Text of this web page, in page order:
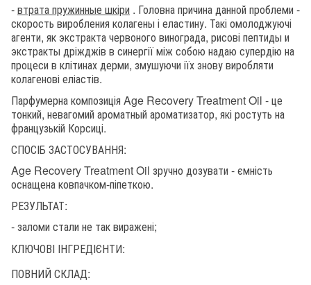
-втрата пружинные шкіри . Головна причина данной проблеми -
скорость виробления колагены і еластину. Такі омолоджуючі
агенти, як экстракта червоного винограда, рисові пептиды и
экстракты дріжджів в синергії між собою надаю супердію на
процеси в клітинах дерми, змушуючи іїх знову виробляти
колагенові еліастів.
Парфумерна композиція Age Recovery Treatment Oil - це
тонкий, невагомий ароматный ароматизатор, які ростуть на
французькій Корсиці.
СПОСІБ ЗАСТОСУВАННЯ:
Age Recovery Treatment Oil зручно дозувати - ємність
оснащена ковпачком-піпеткою.
РЕЗУЛЬТАТ:
- заломи стали не так виражені;
КЛЮЧОВІ ІНГРЕДІЄНТИ:
ПОВНИЙ СКЛАД: